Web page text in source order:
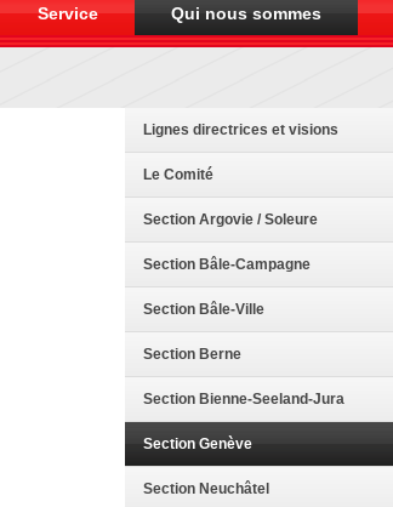
Service Qui nous sommes
Lignes directrices et visions
Le Comité
Section Argovie / Soleure
Section Bâle-Campagne
Section Bâle-Ville
Section Berne
Section Bienne-Seeland-Jura
Section Genève
Section Neuchâtel